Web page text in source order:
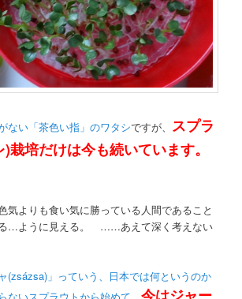
ない「茶色い指」のワタシですが、 スプラ
栽培だけは今も続いています。
気よりも食い気に勝っている人間であること
…ように見える。 ……あえて深く考えない
(zsázsa)」っていう、日本では何というのか